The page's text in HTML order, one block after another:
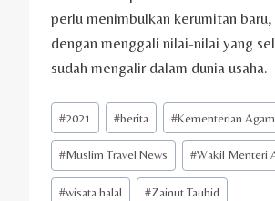
perlu menimbulkan kerumitan baru,
dengan menggali nilai-nilai yang
sudah mengalir dalam dunia usaha.
Post
Tags:
#2021 #berita #Kementerian
#Muslim Travel News #Wakil Menteri
#wisata halal #Zainut Tauhid